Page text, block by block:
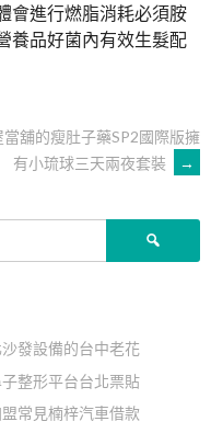
會進行燃脂消耗必須胺
養品好菌內有效生髮配
當舖的瘦肚子藥SP2國際版擁
有小琉球三天兩夜套裝
→
發設備的台中老花
整形平台台北票貼
常見楠梓汽車借款